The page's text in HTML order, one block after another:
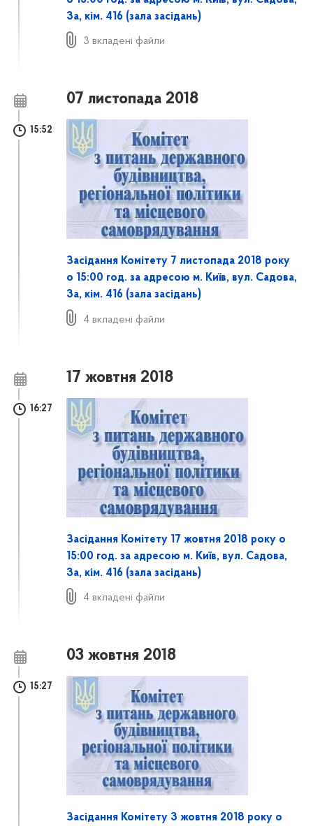
3а, кім. 416 (залa засідань)
3 вкладені файли
07 листопада 2018
15:52
Засідання Комітету 7 листопада 2018 року
о 15:00 год. за адресою м. Київ, вул. Садова,
3а, кім. 416 (залa засідань)
4 вкладені файли
17 жовтня 2018
16:27
Засідання Комітету 17 жовтня 2018 року о
15:00 год. за адресою м. Київ, вул. Садова,
3а, кім. 416 (залa засідань)
4 вкладені файли
03 жовтня 2018
15:27
Засідання Комітету 3 жовтня 2018 року о